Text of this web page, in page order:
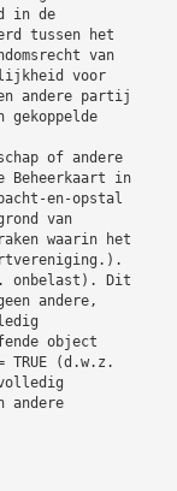
in de
tussen het
van
voor
andere partij
of andere
Beheerkaart in
en-opstal
van
waarin het
onbelast). Dit
andere,
object
(d.w.z.
andere